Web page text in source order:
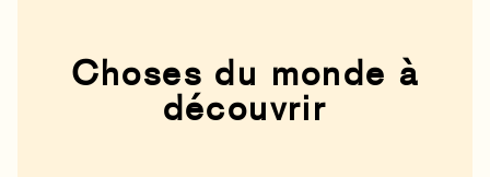
Choses du monde à
découvrir